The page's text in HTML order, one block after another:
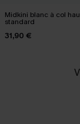
Midkini blanc à col
standard
31,90 €